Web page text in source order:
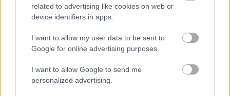
related to advertising like cookies on web or
device identifiers in apps.
I want to allow my user data to be sent to
Google for online advertising purposes.
I want to allow Google to send me
personalized advertising.